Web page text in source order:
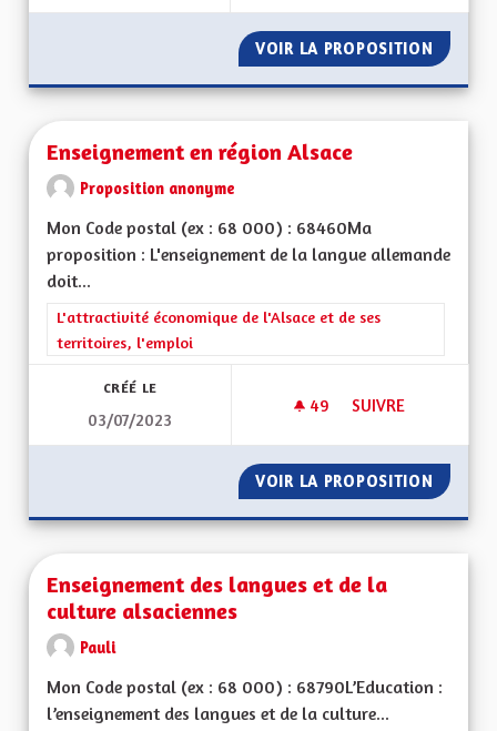
VOIR LA PROPOSITION
Enseignement en région Alsace
Proposition anonyme
Mon Code postal (ex : 68 000) : 68460Ma
proposition : L'enseignement de la langue allemande
doit...
Filtrer les résultats de la catégorie : L'attractivité
L'attractivité économique de l'Alsace et de ses
territoires, l'emploi
CRÉÉ LE
03/07/2023
49 49 ABONNÉS
SUIVRE
VOIR LA PROPOSITION
Enseignement des langues et de la
culture alsaciennes
Pauli
Mon Code postal (ex : 68 000) : 68790L’Education :
l’enseignement des langues et de la culture...